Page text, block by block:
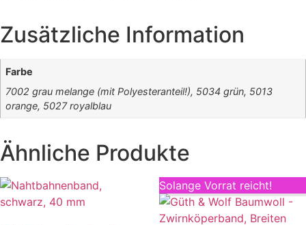
Zusätzliche Information
Farbe
7002 grau melange (mit Polyesteranteil!), 5034 grün, 5013
orange, 5027 royalblau
Ähnliche Produkte
Solange Vorrat reicht!